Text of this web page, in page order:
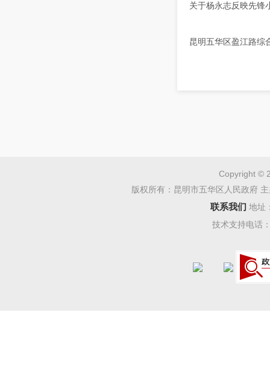
关于杨永志反映先锋
昆明五华区盈江路综
Copyright ©
版权所有：昆明市五华区人民政府
联系我们 地址
技术支持电话